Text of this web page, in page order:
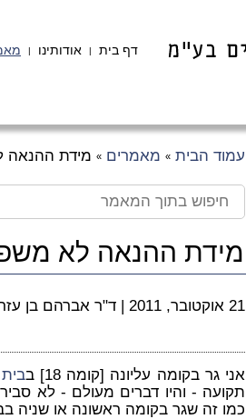
דף בית | אודותינו |
עמוד הבית » מאמרים » מידת ההנאה
מידת ההנאה לא
21 אוקטובר, 2011 | ד"ר אברהם בן
אני גר בקומה עליונה [קומה 18] ב
תקועה - והיו דברים מעולם - לא
כמו זה שגר בקומה ראשונה או שניה